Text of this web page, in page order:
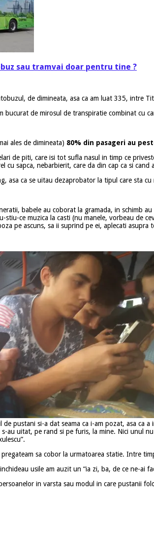
sau tramvai doar pentru tine ?
de dimineata, asa ca am luat 335, intre
bucurat de mirosul de transpiratie combinat cu
ales de dimineata) 80% din pasageri au
de piti, care isi tot sufla nasul in timp ce
cu sapca, nebarbierit, care da din cap ca si
asa ca se uitau dezaprobator la tipul care sta
babele au coborat la gramada, in schimb
stiu-ce muzica la casti (nu manele, vorbeau de
pe ascuns, sa ii suprind pe ei, aplecati
pustani si-a dat seama ca i-am pozat, asa ca
au uitat, pe rand si pe furis, la mine. Nici unul
pregateam sa cobor la urmatoarea statie. Intre
usile am auzit un “ia zi, ba, de ce ne-ai
in varsta sau modul in care pustanii